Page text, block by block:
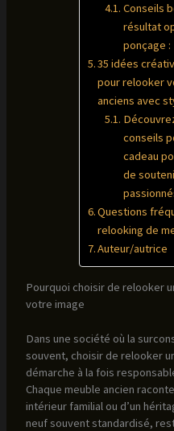
Conseils
résultat
ponçage :
35 idées
pour relooker
anciens avec
conseils
cadeau
de
Questions
relooking de
Auteur/autrice
Pourquoi choisir de relooker
votre image
Dans une société où la
souvent, choisir de relooker
démarche à la fois
Chaque meuble ancien
intérieur familial ou d’un
neuf souvent standardisé,